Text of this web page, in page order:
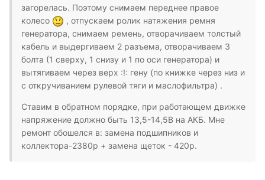
загорелась. Поэтому снимаем переднее правое
колесо
, отпускаем ролик натяжения ремня
генератора, снимаем ремень, отворачиваем толстый
кабель и выдергиваем 2 разъема, отворачиваем 3
болта (1 сверху, 1 снизу и 1 по оси генератора) и
вытягиваем через верх :!: гену (по книжке через низ и
с откручиванием рулевой тяги и маслофильтра) .
Ставим в обратном порядке, при работающем движке
напряжение должно быть 13,5-14,5В на АКБ. Мне
ремонт обошелся в: замена подшипников и
коллектора-2380р + замена щеток - 420р.